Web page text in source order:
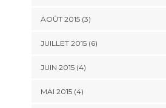
AOÛT 2015(3)
JUILLET 2015(6)
JUIN 2015(4)
MAI 2015(4)